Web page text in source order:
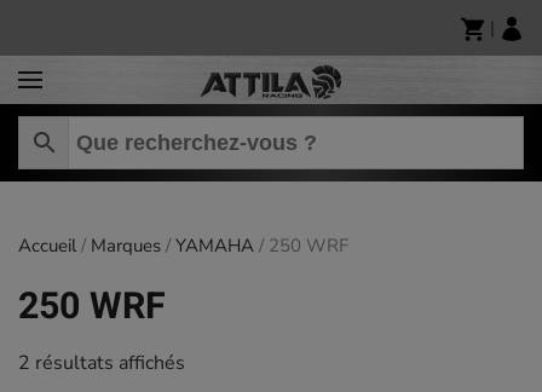
Skip to main content
|
Accueil/ Marques / YAMAHA / 250 WRF
250 WRF
2 résultats affichés